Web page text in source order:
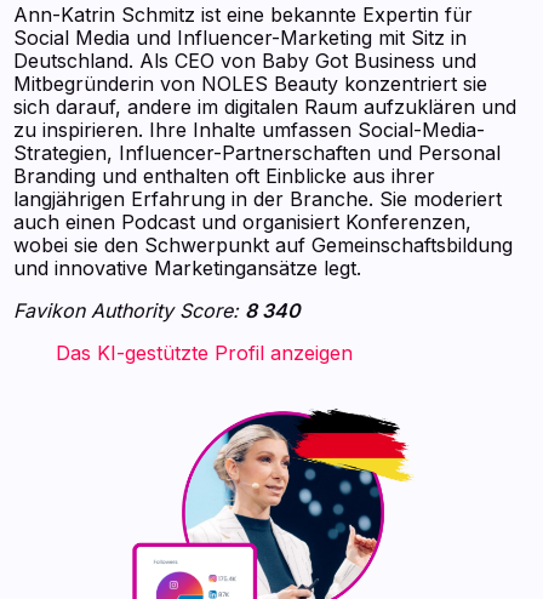
Ann-Katrin Schmitz ist eine bekannte Expertin für
Social Media und Influencer-Marketing mit Sitz in
Deutschland. Als CEO von Baby Got Business und
Mitbegründerin von NOLES Beauty konzentriert sie
sich darauf, andere im digitalen Raum aufzuklären und
zu inspirieren. Ihre Inhalte umfassen Social-Media-
Strategien, Influencer-Partnerschaften und Personal
Branding und enthalten oft Einblicke aus ihrer
langjährigen Erfahrung in der Branche. Sie moderiert
auch einen Podcast und organisiert Konferenzen,
wobei sie den Schwerpunkt auf Gemeinschaftsbildung
und innovative Marketingansätze legt.
Favikon Authority Score: 8 340
‍ ‍ ‍ ‍ ‍ ‍ ‍ Das KI-gestützte Profil anzeigen ‍ ‍ ‍